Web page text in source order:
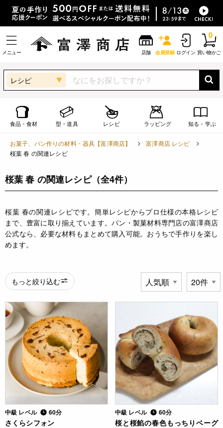
メニュー 店舗 会員登録 ログイン 買い物かご
0
レシピ
食品・食材 型・道具 レシピ ラッピング 知る・学ぶ
お菓子、パン作りの材料・器具【富澤商店】
富澤商店 レシピ
桜葉 春 の関連レシピ
桜葉 春 の関連レシピ（全4件）
桜葉 春の関連レシピです。簡単レシピからプロ仕様の本格レシピ
まで、豊富に取り揃えています。パン・製菓材料専門店の富澤商店
公式なら、必要な材料もまとめて購入可能。おうちで手作りを楽し
めます。
もっと絞り込む
中級 レベル 60分
さくらシフォン
中級 レベル 60分
桜と桜餡の春色もっちりベーグ